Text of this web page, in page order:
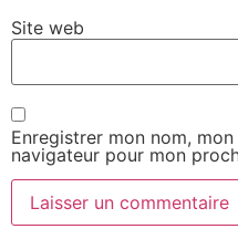
Site web
Enregistrer mon nom,
navigateur pour mon